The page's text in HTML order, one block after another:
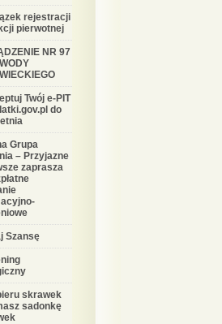
rejestracji
pierwotnej
NR 97
Twój e-PIT
do
Grupa
– Przyjazne
zaprasza
Szansę
skrawek
sadonkę